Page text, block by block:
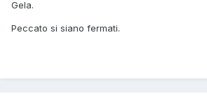
Gela.
Peccato si siano fermati.